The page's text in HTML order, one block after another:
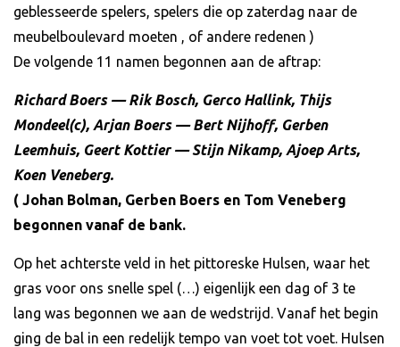
geblesseerde spelers, spelers die op zaterdag naar de
meubelboulevard moeten , of andere redenen )
De volgende 11 namen begonnen aan de aftrap:
Richard Boers — Rik Bosch, Gerco Hallink, Thijs
Mondeel(c), Arjan Boers — Bert Nijhoff, Gerben
Leemhuis, Geert Kottier — Stijn Nikamp, Ajoep Arts,
Koen Veneberg.
( Johan Bolman, Gerben Boers en Tom Veneberg
begonnen vanaf de bank.
Op het achterste veld in het pittoreske Hulsen, waar het
gras voor ons snelle spel (…) eigenlijk een dag of 3 te
lang was begonnen we aan de wedstrijd. Vanaf het begin
ging de bal in een redelijk tempo van voet tot voet. Hulsen